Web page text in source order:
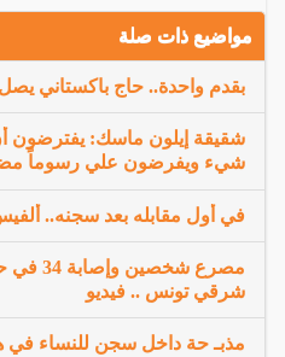
مواضيع ذات صلة
بقدم واحدة.. حاج باكستاني
شقيقة إيلون ماسك: يفترضون
شيء ويفرضون علي رسوماً
في أول مقابله بعد سجنه..
مصرع
شرقي تونس .. فيديو